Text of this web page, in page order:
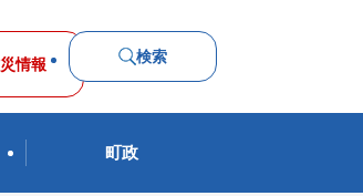
情報 検索
町政